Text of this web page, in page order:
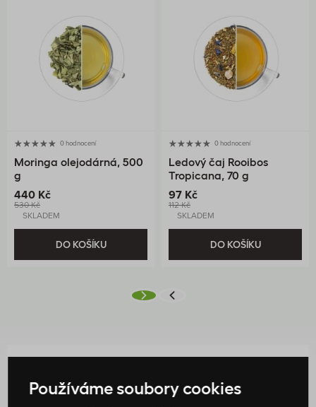
0 hodnocení
Moringa olejodárná, 500
g
440 Kč
530 Kč
SKLADEM
DO KOŠÍKU
0 hodnocení
Ledový čaj Rooibos
Tropicana, 70 g
97 Kč
112 Kč
SKLADEM
DO KOŠÍKU
0 %
Používáme soubory cookies